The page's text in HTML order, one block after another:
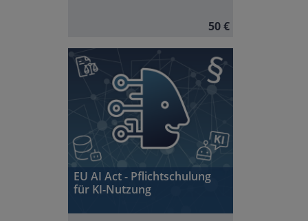
50 €
EU AI Act - Pflichtschulung
für KI-Nutzung